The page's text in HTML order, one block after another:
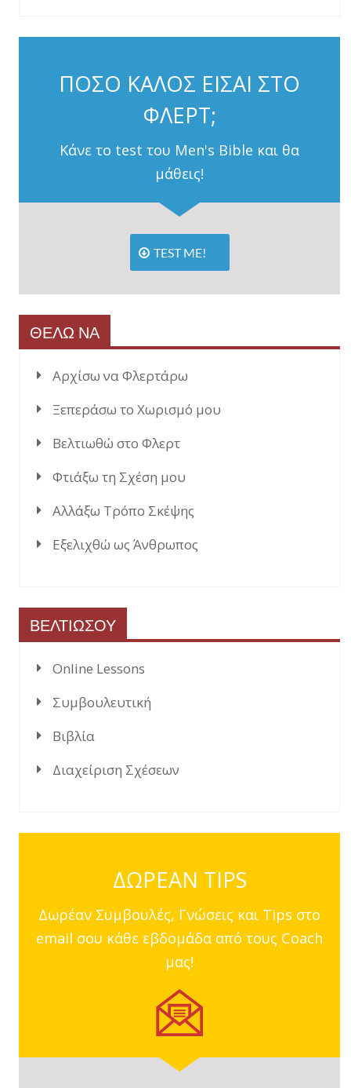
ΠΟΣΟ ΚΑΛΟΣ ΕΙΣΑΙ ΣΤΟ
ΦΛΕΡΤ;
Κάνε το test του Men's Bible και θα
μάθεις!
TEST ME!
ΘΕΛΩ ΝΑ
Αρχίσω να Φλερτάρω
Ξεπεράσω το Χωρισμό μου
Βελτιωθώ στο Φλερτ
Φτιάξω τη Σχέση μου
Αλλάξω Τρόπο Σκέψης
Εξελιχθώ ως Άνθρωπος
ΒΕΛΤΙΩΣΟΥ
Online Lessons
Συμβουλευτική
Βιβλία
Διαχείριση Σχέσεων
ΔΩΡΕΑΝ TIPS
Δωρέαν Συμβουλές, Γνώσεις και Tips στο
email σου κάθε εβδομάδα από τους Coach
μας!